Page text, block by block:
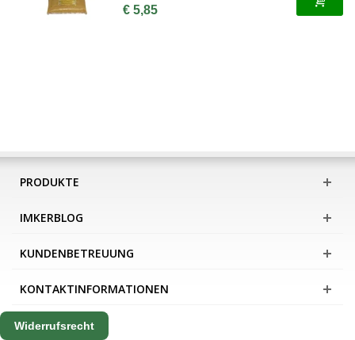
€ 5,85
PRODUKTE
IMKERBLOG
KUNDENBETREUUNG
KONTAKTINFORMATIONEN
Widerrufsrecht